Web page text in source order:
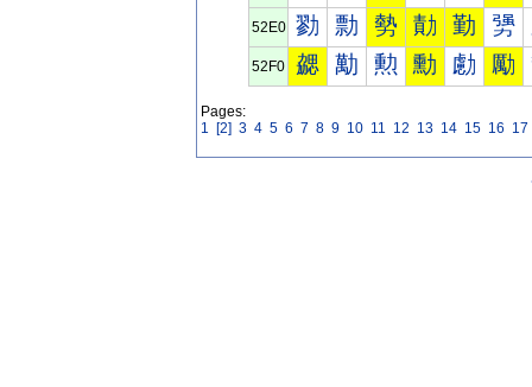
52E0 勠 勡 勢 勣 勤 勥
52F0 勰 勱 勲 勳 勴 勵
Pages:
1 [2] 3 4 5 6 7 8 9 10 11 12 13 14 15 16 17